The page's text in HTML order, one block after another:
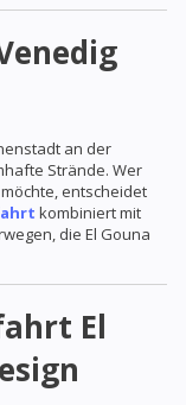
an der
Strände. Wer
entscheidet
kombiniert mit
die El Gouna
El